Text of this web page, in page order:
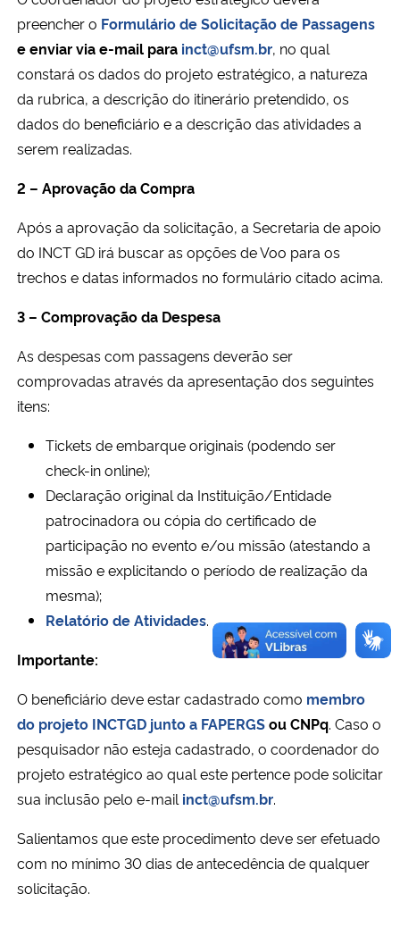
Ministério de Minas e Energia
Ministério da Ciência, Tecnologia, Inovações e Comunicações
Ministério do Turismo
Ministério da Mulher, da Família e dos Direitos Humanos
Secretaria-Geral
Secretaria de Governo
Advocacia-Geral da União
Banco Central do Brasil
preencher o Formulário de Solicitação de Passagens
e enviar via e-mail para inct@ufsm.br, no qual
constará os dados do projeto estratégico, a natureza
da rubrica, a descrição do itinerário pretendido, os
dados do beneficiário e a descrição das atividades a
serem realizadas.
2 – Aprovação da Compra
Após a aprovação da solicitação, a Secretaria de apoio
do INCT GD irá buscar as opções de Voo para os
trechos e datas informados no formulário citado acima.
3 – Comprovação da Despesa
As despesas com passagens deverão ser
comprovadas através da apresentação dos seguintes
itens:
Tickets de embarque originais (podendo ser
check-in online);
Declaração original da Instituição/Entidade
patrocinadora ou cópia do certificado de
participação no evento e/ou missão (atestando a
missão e explicitando o período de realização da
mesma);
Relatório de Atividades.
Importante:
O beneficiário deve estar cadastrado como membro
do projeto INCTGD junto a FAPERGSou CNPq. Caso o
pesquisador não esteja cadastrado, o coordenador do
projeto estratégico ao qual este pertence pode solicitar
sua inclusão pelo e-mail inct@ufsm.br.
Salientamos que este procedimento deve ser efetuado
com no mínimo 30 dias de antecedência de qualquer
solicitação.